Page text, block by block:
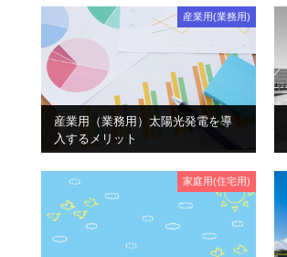
産業用(業務用)
産業用（業務用）太陽光発電を導
入するメリット
家庭用(住宅用)